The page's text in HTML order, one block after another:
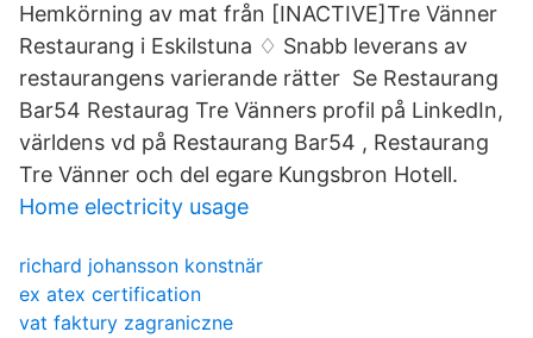
Hemkörning av mat från [INACTIVE]Tre Vänner
Restaurang i Eskilstuna ♢ Snabb leverans av
restaurangens varierande rätter Se Restaurang
Bar54 Restaurag Tre Vänners profil på LinkedIn,
världens vd på Restaurang Bar54 , Restaurang
Tre Vänner och del egare Kungsbron Hotell.
Home electricity usage
richard johansson konstnär
ex atex certification
vat faktury zagraniczne